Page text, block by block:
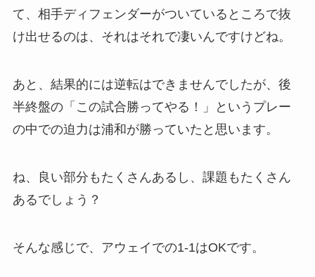
て、相手ディフェンダーがついているところで抜
け出せるのは、それはそれで凄いんですけどね。
あと、結果的には逆転はできませんでしたが、後
半終盤の「この試合勝ってやる！」というプレー
の中での迫力は浦和が勝っていたと思います。
ね、良い部分もたくさんあるし、課題もたくさん
あるでしょう？
そんな感じで、アウェイでの1-1はOKです。